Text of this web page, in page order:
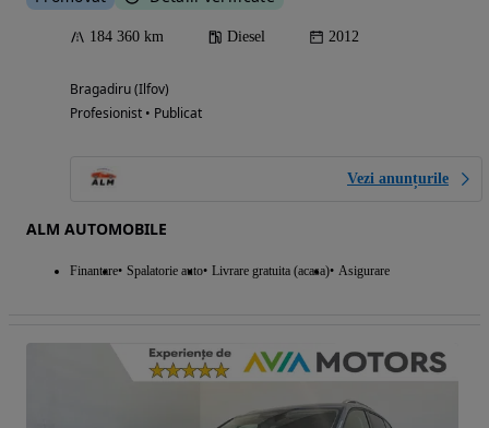
184 360 km Diesel 2012
Bragadiru (Ilfov)
Profesionist • Publicat
Vezi anunțurile
ALM AUTOMOBILE
Finantare Spalatorie auto Livrare gratuita (acasa) Asigurare